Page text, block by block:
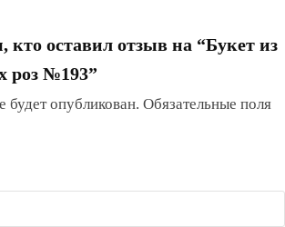
кто оставил отзыв на “Букет из
роз №193”
опубликован. Обязательные поля